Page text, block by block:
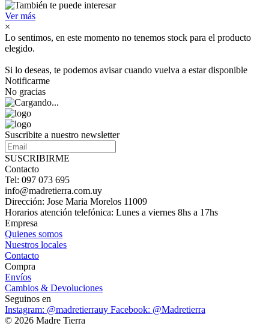
Ver más
×
Lo sentimos, en este momento no tenemos stock para el producto
elegido.
Si lo deseas, te podemos avisar cuando vuelva a estar disponible
Notificarme
No gracias
Suscribite a nuestro newsletter
SUSCRIBIRME
Contacto
Tel: 097 073 695
info@madretierra.com.uy
Dirección: Jose Maria Morelos 11009
Horarios atención telefónica: Lunes a viernes 8hs a 17hs
Empresa
Quienes somos
Nuestros locales
Contacto
Compra
Envíos
Cambios & Devoluciones
Seguinos en
Instagram: @madretierrauy Facebook: @Madretierra
© 2026 Madre Tierra